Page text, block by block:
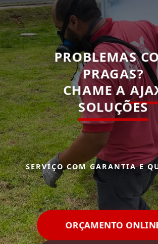
PROBLEMAS
PRAGAS?
CHAME A
SOLUÇÕES
SERVIÇO COM GARANTIA E
ORÇAMENTO